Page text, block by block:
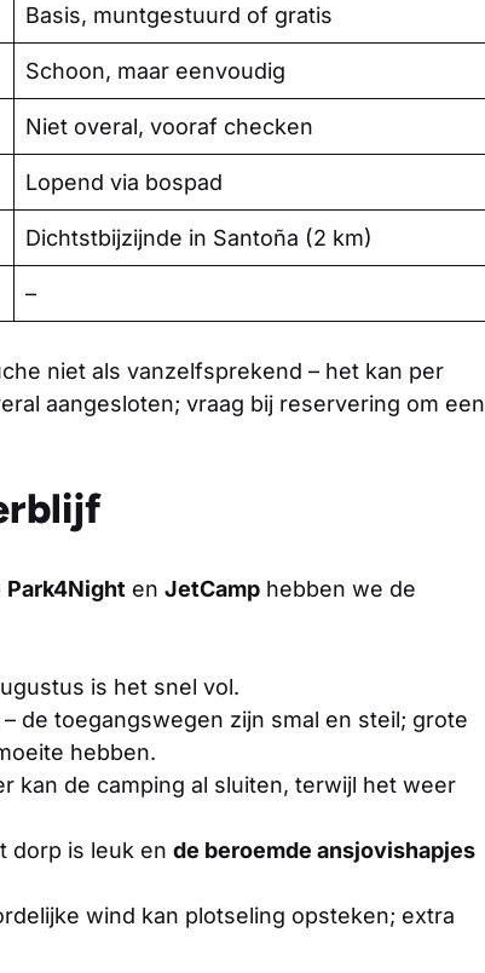
Basis, muntgestuurd of gratis
Schoon, maar eenvoudig
Niet overal, vooraf checken
Lopend via bospad
Dichtstbijzijnde in Santoña (2 km)
–
niet als vanzelfsprekend – het kan per
aangesloten; vraag bij reservering om een
Park4Night en JetCamp hebben we de
is het snel vol.
de toegangswegen zijn smal en steil; grote
hebben.
kan de camping al sluiten, terwijl het weer
dorp is leuk en de beroemde ansjovishapjes
wind kan plotseling opsteken; extra